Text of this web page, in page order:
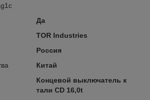
Да
TOR Industries
Россия
Китай
Концевой выключатель к
тали CD 16,0t